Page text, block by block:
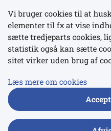
Links
Udgivelser
Vi bruger cookies til at
elementer til fx at vise
sætte tredjeparts cookies,
statistik også kan sætte
sitet virker uden brug af
Læs mere om cookies